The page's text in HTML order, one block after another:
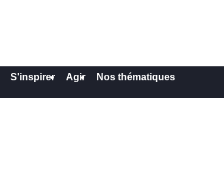
S'inspirer Agir Nos thématiques